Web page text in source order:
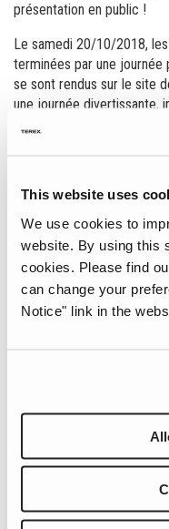
This website uses
We use cookies to
website. By using this
cookies. Please find
can change your
Notice" link in the
présentation en public !
Le samedi 20/10/2018,
terminées par une
se sont rendus sur le site
une journée divertissante,
célébration de notre 130e
important dans l'optique
nos concessionnaires et
nouveautés et, bien
ensemble. Toutes nos
vente, de technologie et
à nos visiteurs la